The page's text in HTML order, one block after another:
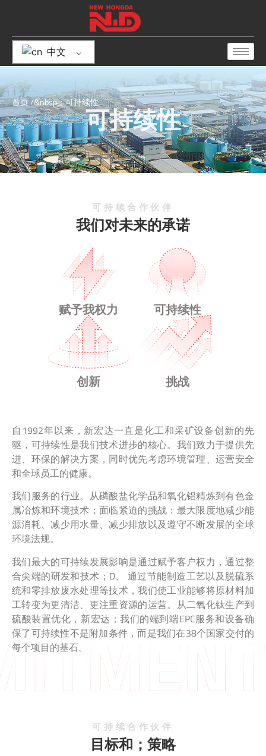
中文
首页/&nbsp；可持续性可持续性
可持续合作伙伴
我们对未来的承诺
赋予我权力 可持续性
创新 挑战
自1992年以来，新宏达一直是化工和采矿设备创新的先
驱，可持续性是我们技术进步的核心。我们致力于提供先
进、环保的解决方案，同时优先考虑环境管理、运营安全
和全球员工的健康。
我们服务的行业。从磷酸盐化学品和氧化铝精炼到有色金
属冶炼和环境技术；面临紧迫的挑战：最大限度地减少能
源消耗、减少用水量、减少排放以及遵守不断发展的全球
环境法规。
我们最大的可持续发展影响是通过赋予客户权力，通过整
合尖端的研发和技术；D、 通过节能制造工艺以及脱硫系
统和零排放废水处理等技术，我们使工业能够将原材料加
工转变为更清洁、更注重资源的运营。从二氧化钛生产到
硫酸装置优化，新宏达；我们的端到端EPC服务和设备确
保了可持续性不是附加条件，而是我们在38个国家交付的
每个项目的基石。
可持续合作伙伴
目标和；策略